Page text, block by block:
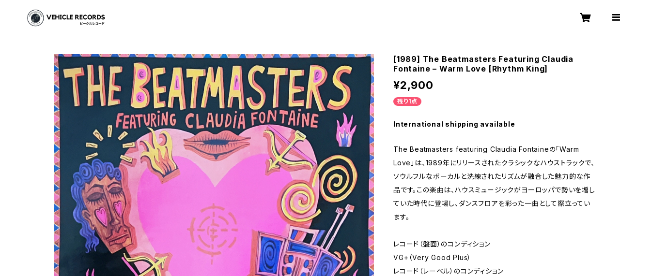
[1989] The Beatmasters Featuring Claudia
Fontaine – Warm Love [Rhythm King]
¥2,900
残り1点
International shipping available
The Beatmasters featuring Claudia Fontaineの「Warm
Love」は、1989年にリリースされたクラシックなハウストラックで、
ソウルフルなボーカルと洗練されたリズムが融合した魅力的な作
品です。この楽曲は、ハウスミュージックがヨーロッパで勢いを増し
ていた時代に登場し、ダンスフロアを彩った一曲として際立ってい
ます。
レコード（盤面）のコンディション
VG+（Very Good Plus）
レコード（レーベル）のコンディション